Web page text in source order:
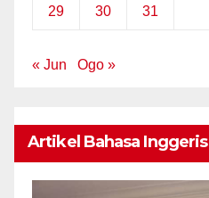
29 30 31
« Jun Ogo »
Artikel Bahasa Inggeris